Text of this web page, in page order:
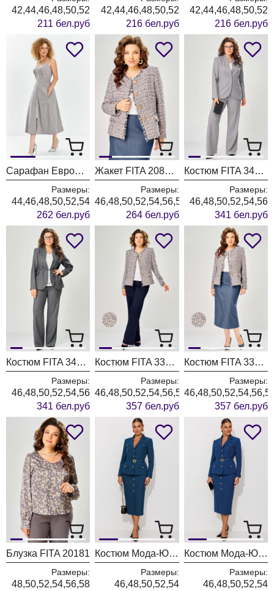
42,44,46,48,50,52
211 бел.руб
42,44,46,48,50,52
216 бел.руб
42,44,46,48,50,52
216 бел.руб
Сарафан ЕвроМода 741 серый + розовая полоска
Размеры:
44,46,48,50,52,54
262 бел.руб
Жакет FITA 20803 бежевый + деним
Размеры:
46,48,50,52,54,56,58,60,62
264 бел.руб
Костюм FITA 3402 серо-бежевый
Размеры:
46,48,50,52,54,56
341 бел.руб
Костюм FITA 3401 графитовый
Размеры:
46,48,50,52,54,56
341 бел.руб
Костюм FITA 3362 сине-бежевый
Размеры:
46,48,50,52,54,56,58,60,62
357 бел.руб
Костюм FITA 3361 бежевый + деним
Размеры:
357 бел.руб
Блузка FITA 20181
Размеры:
48,50,52,54,56,58
Костюм Мода-Юрс 26-2935 темная бирюза
Размеры:
46,48,50,52,54
Костюм Мода-Юрс 26-2935 синий
Размеры:
46,48,50,52,54